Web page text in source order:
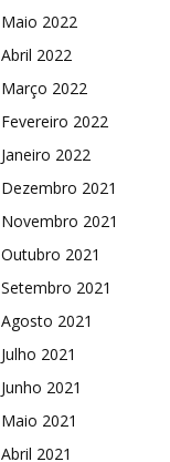
Maio 2022
Abril 2022
Março 2022
Fevereiro 2022
Janeiro 2022
Dezembro 2021
Novembro 2021
Outubro 2021
Setembro 2021
Agosto 2021
Julho 2021
Junho 2021
Maio 2021
Abril 2021